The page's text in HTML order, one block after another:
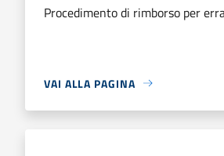
Procedimento di rimborso per
VAI ALLA PAGINA